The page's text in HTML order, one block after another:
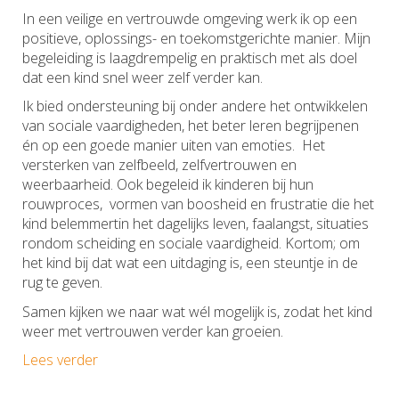
In een veilige en vertrouwde omgeving werk ik op een
positieve, oplossings- en toekomstgerichte manier. Mijn
begeleiding is laagdrempelig en praktisch met als doel
dat een kind snel weer zelf verder kan.
Ik bied ondersteuning bij onder andere het ontwikkelen
van sociale vaardigheden, het beter leren begrijpenen
én op een goede manier uiten van emoties. Het
versterken van zelfbeeld, zelfvertrouwen en
weerbaarheid. Ook begeleid ik kinderen bij hun
rouwproces, vormen van boosheid en frustratie die het
kind belemmertin het dagelijks leven, faalangst, situaties
rondom scheiding en sociale vaardigheid. Kortom; om
het kind bij dat wat een uitdaging is, een steuntje in de
rug te geven.
Samen kijken we naar wat wél mogelijk is, zodat het kind
weer met vertrouwen verder kan groeien.
Lees verder